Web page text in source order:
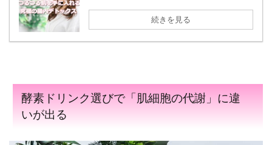
続きを見る
酵素ドリンク選びで「肌細胞の代謝」に違
いが出る